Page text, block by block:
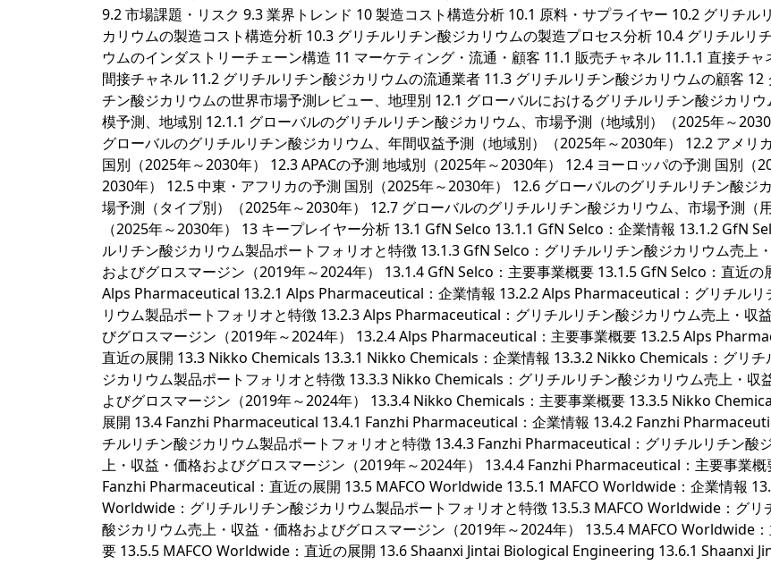
9.2 市場課題・リスク 9.3 業界トレンド 10 製造コスト構造分析 10.1 原料・サプライヤー 10.2 グリチル
カリウムの製造コスト構造分析 10.3 グリチルリチン酸ジカリウムの製造プロセス分析 10.4 グリチルリ
ウムのインダストリーチェーン構造 11 マーケティング・流通・顧客 11.1 販売チャネル 11.1.1 直接チャ
間接チャネル 11.2 グリチルリチン酸ジカリウムの流通業者 11.3 グリチルリチン酸ジカリウムの顧客 12
チン酸ジカリウムの世界市場予測レビュー、地理別 12.1 グローバルにおけるグリチルリチン酸ジカリウ
模予測、地域別 12.1.1 グローバルのグリチルリチン酸ジカリウム、市場予測（地域別）（2025年～
グローバルのグリチルリチン酸ジカリウム、年間収益予測（地域別）（2025年～2030年） 12.2 アメリ
国別（2025年～2030年） 12.3 APACの予測 地域別（2025年～2030年） 12.4 ヨーロッパの予測 国別（
2030年） 12.5 中東・アフリカの予測 国別（2025年～2030年） 12.6 グローバルのグリチルリチン酸ジ
場予測（タイプ別）（2025年～2030年） 12.7 グローバルのグリチルリチン酸ジカリウム、市場予測（用
（2025年～2030年） 13 キープレイヤー分析 13.1 GfN Selco 13.1.1 GfN Selco：企業情報 13.1.2 GfN
ルリチン酸ジカリウム製品ポートフォリオと特徴 13.1.3 GfN Selco：グリチルリチン酸ジカリウム売上
およびグロスマージン（2019年～2024年） 13.1.4 GfN Selco：主要事業概要 13.1.5 GfN Selco：直近の
Alps Pharmaceutical 13.2.1 Alps Pharmaceutical：企業情報 13.2.2 Alps Pharmaceutical：グリチルリ
リウム製品ポートフォリオと特徴 13.2.3 Alps Pharmaceutical：グリチルリチン酸ジカリウム売上・収
びグロスマージン（2019年～2024年） 13.2.4 Alps Pharmaceutical：主要事業概要 13.2.5 Alps
直近の展開 13.3 Nikko Chemicals 13.3.1 Nikko Chemicals：企業情報 13.3.2 Nikko Chemicals：グリチ
ジカリウム製品ポートフォリオと特徴 13.3.3 Nikko Chemicals：グリチルリチン酸ジカリウム売上・収
よびグロスマージン（2019年～2024年） 13.3.4 Nikko Chemicals：主要事業概要 13.3.5 Nikko
展開 13.4 Fanzhi Pharmaceutical 13.4.1 Fanzhi Pharmaceutical：企業情報 13.4.2 Fanzhi
チルリチン酸ジカリウム製品ポートフォリオと特徴 13.4.3 Fanzhi Pharmaceutical：グリチルリチン酸
上・収益・価格およびグロスマージン（2019年～2024年） 13.4.4 Fanzhi Pharmaceutical：主要事業概
Fanzhi Pharmaceutical：直近の展開 13.5 MAFCO Worldwide 13.5.1 MAFCO Worldwide：企業情報
Worldwide：グリチルリチン酸ジカリウム製品ポートフォリオと特徴 13.5.3 MAFCO Worldwide：グリ
酸ジカリウム売上・収益・価格およびグロスマージン（2019年～2024年） 13.5.4 MAFCO Worldwide
要 13.5.5 MAFCO Worldwide：直近の展開 13.6 Shaanxi Jintai Biological Engineering 13.6.1 Shaanxi